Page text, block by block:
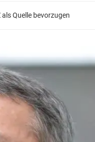
als Quelle bevorzugen